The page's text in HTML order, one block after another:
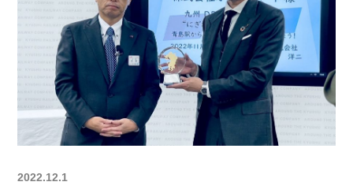
2022.12.1